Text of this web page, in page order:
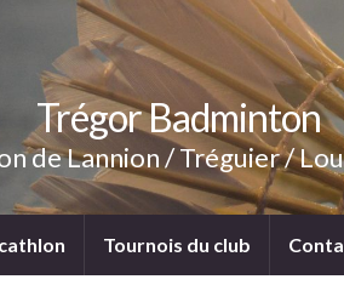
Trégor Badminton
de Lannion / Tréguier /
Tournois du club